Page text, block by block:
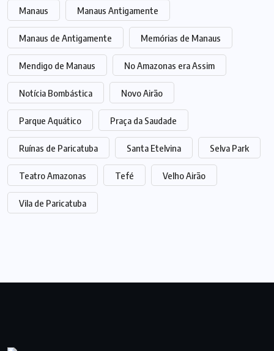
Manaus Manaus Antigamente
Manaus de Antigamente Memórias de Manaus
Mendigo de Manaus No Amazonas era Assim
Notícia Bombástica Novo Airão
Parque Aquático Praça da Saudade
Ruínas de Paricatuba Santa Etelvina Selva Park
Teatro Amazonas Tefé Velho Airão
Vila de Paricatuba